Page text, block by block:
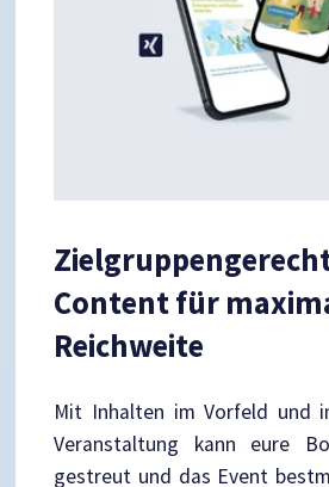
Content für
Reichweite
Mit Inhalten im Vorfeld und
Veranstaltung kann eure
gestreut und das Event